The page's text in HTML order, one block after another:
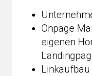
Onpage
eigenen
Linkaufbau